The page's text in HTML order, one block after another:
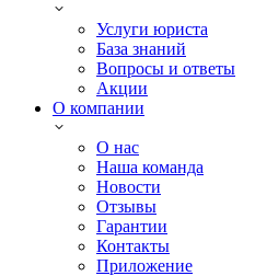
Услуги юриста
База знаний
Вопросы и ответы
Акции
О компании
О нас
Наша команда
Новости
Отзывы
Гарантии
Контакты
Приложение